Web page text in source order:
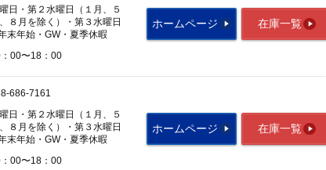
日・第２水曜日（１月、５
８月を除く）・第３水曜日
末年始・GW・夏季休暇
00〜18：00
ホームページ 在庫一覧
686-7161
日・第２水曜日（１月、５
８月を除く）・第３水曜日
末年始・GW・夏季休暇
00〜18：00
ホームページ 在庫一覧